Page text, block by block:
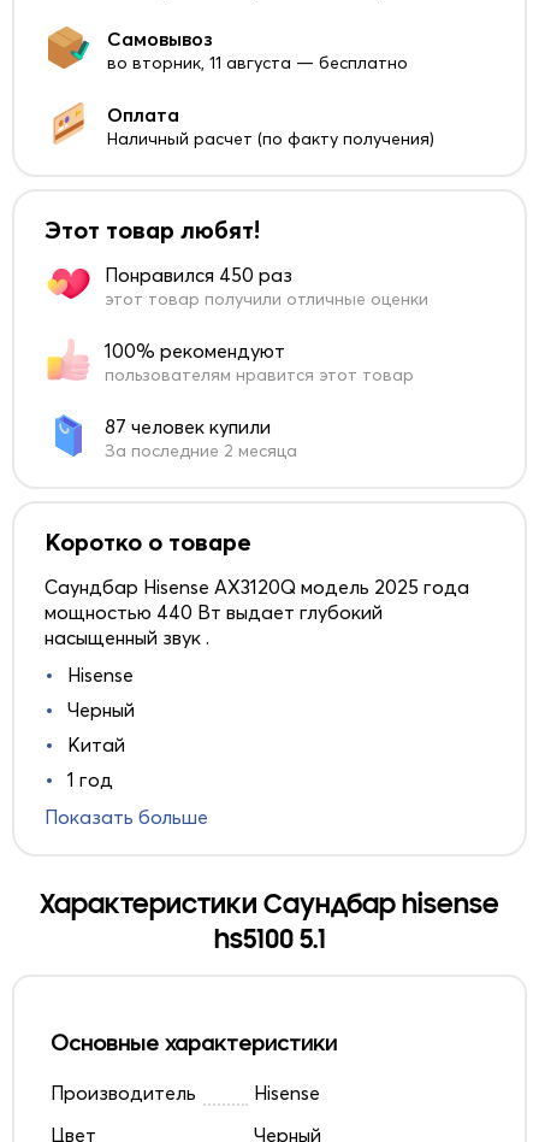
Самовывоз
во вторник, 11 августа — бесплатно
Оплата
Наличный расчет (по факту получения)
Этот товар любят!
Понравился 450 раз
этот товар получили отличные оценки
100% рекомендуют
пользователям нравится этот товар
87 человек купили
За последние 2 месяца
Коротко о товаре
Саундбар Hisense AX3120Q модель 2025 года
мощностью 440 Вт выдает глубокий
насыщенный звук .
Hisense
Черный
Китай
1 год
Показать больше
Характеристики Саундбар hisense
hs5100 5.1
Основные характеристики
Производитель
Hisense
Цвет
Черный